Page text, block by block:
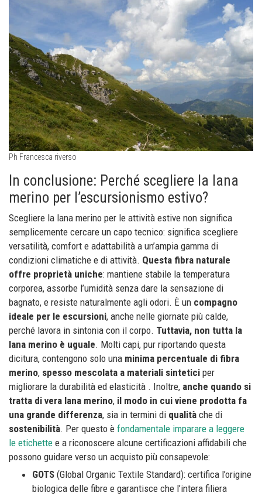
Ph Francesca riverso
In conclusione: Perché scegliere la lana
merino per l’escursionismo estivo?
Scegliere la lana merino per le attività estive non significa
semplicemente cercare un capo tecnico: significa scegliere
versatilità, comfort e adattabilità a un’ampia gamma di
condizioni climatiche e di attività. Questa fibra naturale
offre proprietà uniche: mantiene stabile la temperatura
corporea, assorbe l’umidità senza dare la sensazione di
bagnato, e resiste naturalmente agli odori. È un compagno
ideale per le escursioni, anche nelle giornate più calde,
perché lavora in sintonia con il corpo. Tuttavia, non tutta la
lana merino è uguale. Molti capi, pur riportando questa
dicitura, contengono solo una minima percentuale di fibra
merino, spesso mescolata a materiali sintetici per
migliorare la durabilità ed elasticità . Inoltre, anche quando si
tratta di vera lana merino, il modo in cui viene prodotta fa
una grande differenza, sia in termini di qualità che di
sostenibilità. Per questo è fondamentale imparare a leggere
le etichette e a riconoscere alcune certificazioni affidabili che
possono guidare verso un acquisto più consapevole:
GOTS (Global Organic Textile Standard): certifica l’origine
biologica delle fibre e garantisce che l’intera filiera